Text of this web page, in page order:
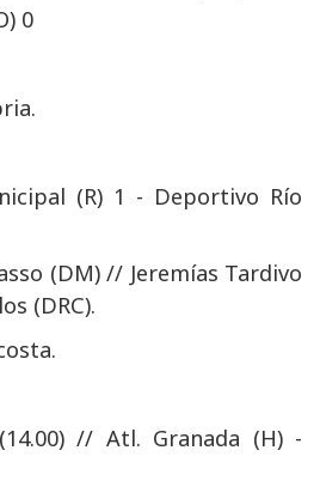
0
(R) 1 - Deportivo Río
(DM) // Jeremías Tardivo
(DRC).
// Atl. Granada (H) -